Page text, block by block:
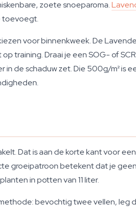
zoete snoeparoma.
toevoegt.
voor binnenkweek. De
training. Draai je een SOG- of
de schaduw zet. Die 500g/m² is
Dat is aan de korte kant voor
groeipatroon betekent dat je
in potten van 11 liter.
bevochtig twee vellen, leg